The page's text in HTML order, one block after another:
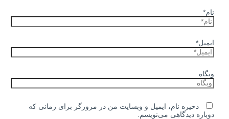
نام*
ایمیل*
وبگاه
ذخیره نام، ایمیل و وبسایت من در مرورگر برای زمانی که
دوباره دیدگاهی می‌نویسم.